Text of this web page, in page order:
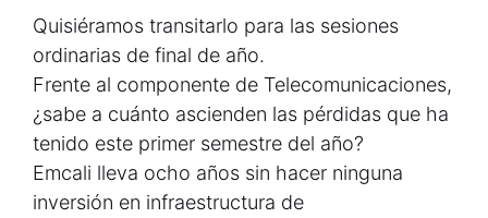
Quisiéramos transitarlo para las sesiones
ordinarias de final de año.
Frente al componente de Telecomunicaciones,
¿sabe a cuánto ascienden las pérdidas que ha
tenido este primer semestre del año?
Emcali lleva ocho años sin hacer ninguna
inversión en infraestructura de